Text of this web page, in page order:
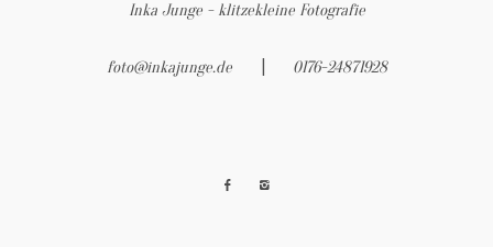
Inka Junge - klitzekleine Fotografie
foto@inkajunge.de 0176-24871928